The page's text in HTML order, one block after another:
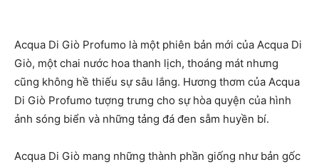
Acqua Di Giò Profumo là một phiên bản mới của Acqua Di
Giò, một chai nước hoa thanh lịch, thoáng mát nhưng
cũng không hề thiếu sự sâu lắng. Hương thơm của Acqua
Di Giò Profumo tượng trưng cho sự hòa quyện của hình
ảnh sóng biển và những tảng đá đen sẫm huyền bí.
Acqua Di Giò mang những thành phần giống như bản gốc